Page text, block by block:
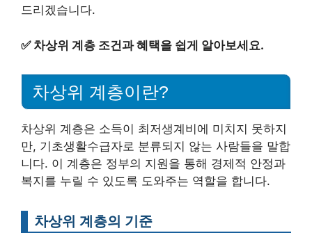
드리겠습니다.
✅ 차상위 계층 조건과 혜택을 쉽게 알아보세요.
차상위 계층이란?
차상위 계층은 소득이 최저생계비에 미치지 못하지
만, 기초생활수급자로 분류되지 않는 사람들을 말합
니다. 이 계층은 정부의 지원을 통해 경제적 안정과
복지를 누릴 수 있도록 도와주는 역할을 합니다.
차상위 계층의 기준